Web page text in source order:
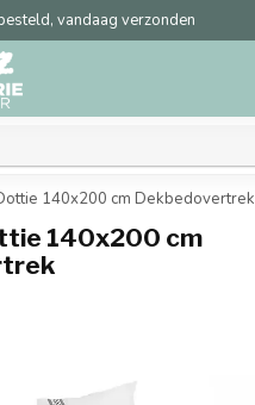
vandaag verzonden
140x200 cm Dekbedovertrek
140x200 cm